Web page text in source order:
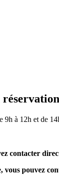
9h à 12h et de
contacter
pouvez